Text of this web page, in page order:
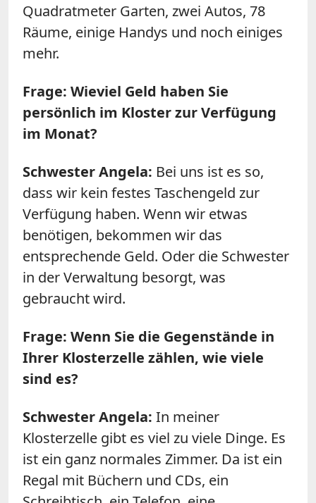
Quadratmeter Garten, zwei Autos, 78
Räume, einige Handys und noch einiges
mehr.
Frage: Wieviel Geld haben Sie
persönlich im Kloster zur Verfügung
im Monat?
Schwester Angela: Bei uns ist es so,
dass wir kein festes Taschengeld zur
Verfügung haben. Wenn wir etwas
benötigen, bekommen wir das
entsprechende Geld. Oder die Schwester
in der Verwaltung besorgt, was
gebraucht wird.
Frage: Wenn Sie die Gegenstände in
Ihrer Klosterzelle zählen, wie viele
sind es?
Schwester Angela: In meiner
Klosterzelle gibt es viel zu viele Dinge. Es
ist ein ganz normales Zimmer. Da ist ein
Regal mit Büchern und CDs, ein